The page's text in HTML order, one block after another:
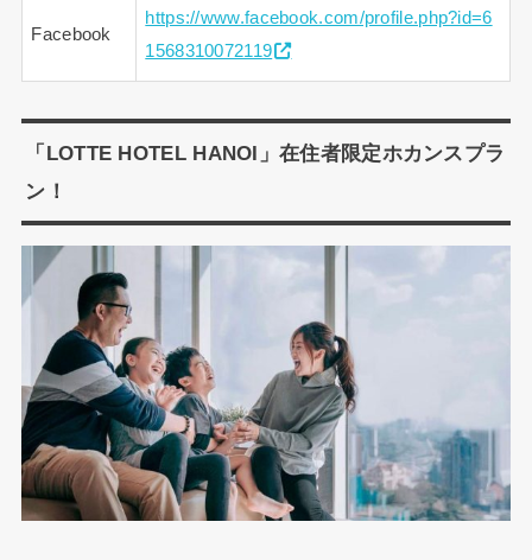
Facebook
https://www.facebook.com/profile.php?id=6
1568310072119
「LOTTE HOTEL HANOI」在住者限定ホカンスプラ
ン！